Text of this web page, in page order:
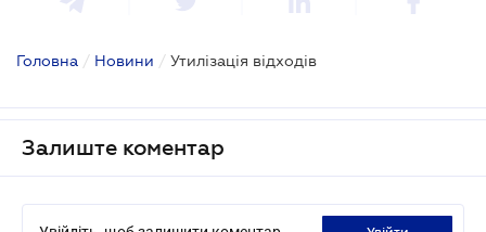
Головна / Новини / Утилізація відходів
Залиште коментар